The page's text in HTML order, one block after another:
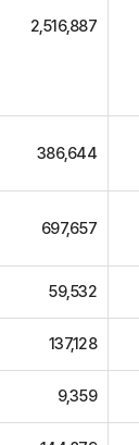
2,516,887
386,644
697,657
59,532
137,128
9,359